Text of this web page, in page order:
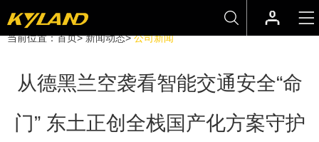
当前位置：首页>新闻动态>公司新闻
从德黑兰空袭看智能交通安全“命
门” 东土正创全栈国产化方案守护